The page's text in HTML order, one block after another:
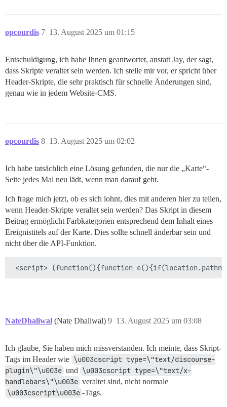
opcourdis 13. August 2025 um 01:15
7
Entschuldigung, ich habe Ihnen geantwortet, anstatt Jay, der sagt,
dass Skripte veraltet sein werden. Ich stelle mir vor, er spricht über
Header-Skripte, die sehr praktisch für schnelle Änderungen sind,
genau wie in jedem Website-CMS.
opcourdis 13. August 2025 um 02:02
8
Ich habe tatsächlich eine Lösung gefunden, die nur die „Karte“-
Seite jedes Mal neu lädt, wenn man darauf geht.
Ich frage mich jetzt, ob es sich lohnt, dies mit anderen hier zu teilen,
wenn Header-Skripte veraltet sein werden? Das Skript in diesem
Beitrag ermöglicht Farbkategorien entsprechend dem Inhalt eines
Ereignistitels auf der Karte. Dies sollte schnell änderbar sein und
nicht über die API-Funktion.
NateDhaliwal (Nate Dhaliwal) 13. August 2025 um 03:08
9
Ich glaube, Sie haben mich missverstanden. Ich meinte, dass Skript-
Tags im Header wie \u003cscript type=\"text/discourse-
plugin\"\u003e und \u003cscript type=\"text/x-
handlebars\"\u003e veraltet sind, nicht normale
\u003cscript\u003e -Tags.